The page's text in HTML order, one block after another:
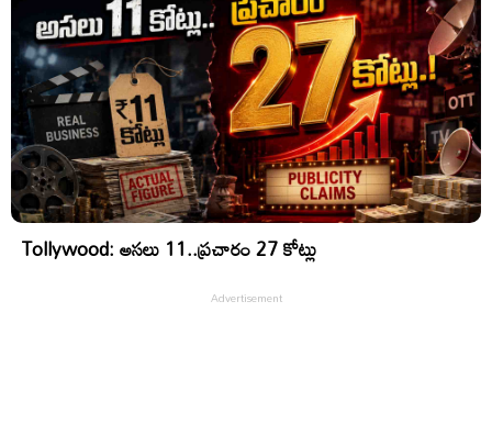
Tollywood: అసలు 11..ప్రచారం 27 కోట్లు